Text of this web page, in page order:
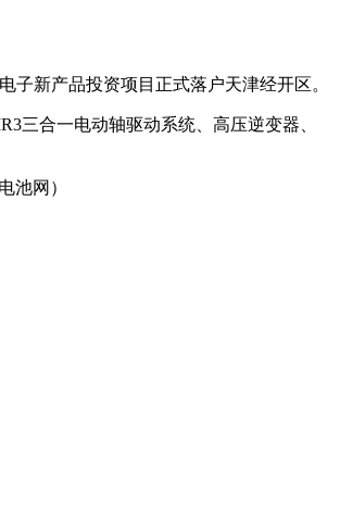
子新产品投资项目正式落户天津经开区。
三合一电动轴驱动系统、高压逆变器、
池网）